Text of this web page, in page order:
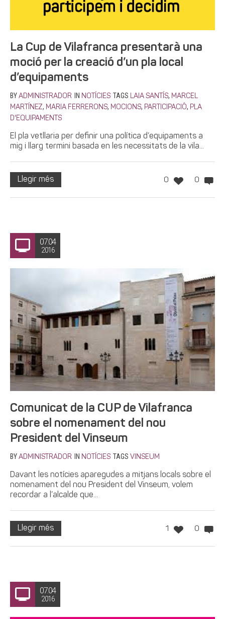
La Cup de Vilafranca presentarà una
moció per la creació d’un pla local
d’equipaments
BY ADMINISTRADOR IN NOTÍCIES TAGS LAIA SANTÍS, MARCEL
MARTÍNEZ, MARIA FERRERONS, MOCIONS, PARTICIPACIÓ, PLA
D'EQUIPAMENTS
El pla vetllaria per definir una política d’equipaments a
mig i llarg termini basada en les necessitats de la vila...
0 0
Llegir més
07.04
2016
Comunicat de la CUP de Vilafranca
sobre el nomenament del nou
President del Vinseum
BY ADMINISTRADOR IN NOTÍCIES TAGS VINSEUM
Davant les notícies aparegudes a mitjans locals sobre el
nomenament del nou President del Vinseum, volem
recordar a l’alcalde que...
1 0
Llegir més
07.04
2016